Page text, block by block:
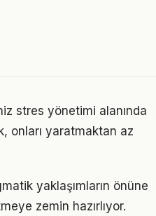
stres yönetimi alanında
onları yaratmaktan az
yaklaşımların önüne
zemin hazırlıyor.